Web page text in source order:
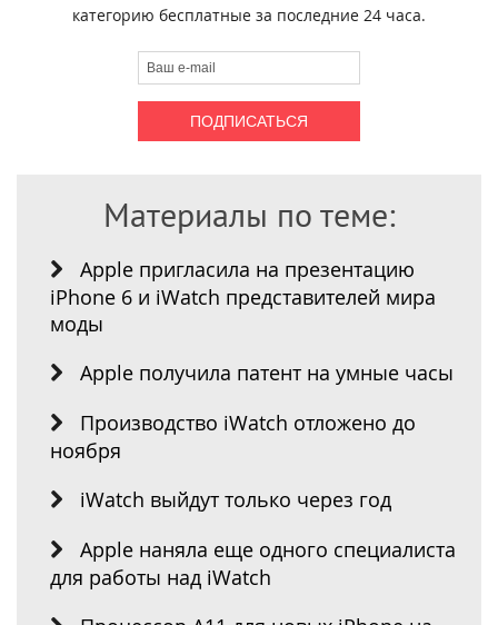
категорию бесплатные за последние 24 часа.
Материалы по теме:
Apple пригласила на презентацию
iPhone 6 и iWatch представителей мира
моды
Apple получила патент на умные часы
Производство iWatch отложено до
ноября
iWatch выйдут только через год
Apple наняла еще одного специалиста
для работы над iWatch